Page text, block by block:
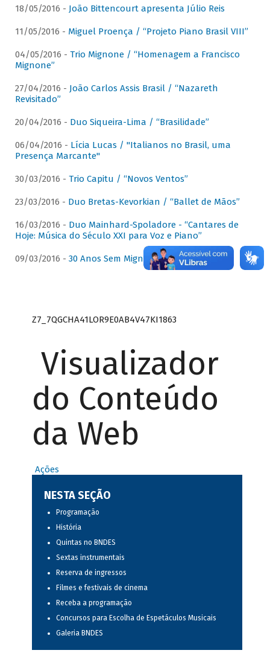
18/05/2016 - João Bittencourt apresenta Júlio Reis
11/05/2016 - Miguel Proença / “Projeto Piano Brasil VIII”
04/05/2016 - Trio Mignone / “Homenagem a Francisco
Mignone”
27/04/2016 - João Carlos Assis Brasil / “Nazareth
Revisitado”
20/04/2016 - Duo Siqueira-Lima / “Brasilidade”
06/04/2016 - Lícia Lucas / "Italianos no Brasil, uma
Presença Marcante"
30/03/2016 - Trio Capitu / “Novos Ventos”
23/03/2016 - Duo Bretas-Kevorkian / “Ballet de Mãos”
16/03/2016 - Duo Mainhard-Spoladore - “Cantares de
Hoje: Música do Século XXI para Voz e Piano”
09/03/2016 - 30 Anos Sem Mignone
Z7_7QGCHA41LOR9E0AB4V47KI1863
Visualizador
do Conteúdo
da Web
Ações
NESTA SEÇÃO
Programação
História
Quintas no BNDES
Sextas instrumentais
Reserva de ingressos
Filmes e festivais de cinema
Receba a programação
Concursos para Escolha de Espetáculos Musicais
Galeria BNDES